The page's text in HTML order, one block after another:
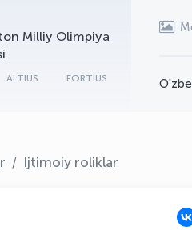
Milliy Olimpiya
ALTIUS FORTIUS
Ijtimoiy roliklar